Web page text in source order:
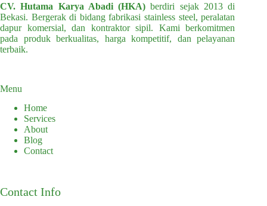
CV. Hutama Karya Abadi (HKA) berdiri sejak 2013 di
Bekasi. Bergerak di bidang fabrikasi stainless steel, peralatan
dapur komersial, dan kontraktor sipil. Kami berkomitmen
pada produk berkualitas, harga kompetitif, dan pelayanan
terbaik.
Menu
Home
Services
About
Blog
Contact
Contact Info